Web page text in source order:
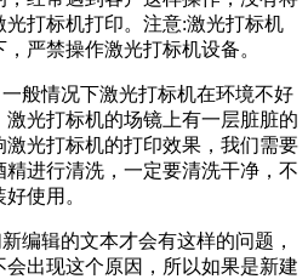
打标机打印。注意:激光打标机
严禁操作激光打标机设备。
般情况下激光打标机在环境不好
光打标机的场镜上有一层脏脏的
光打标机的打印效果，我们需要
进行清洗，一定要清洗干净，不
使用。
编辑的文本才会有这样的问题，
出现这个原因，所以如果是新建